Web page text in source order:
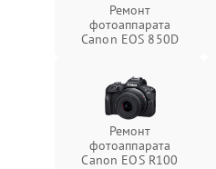
Ремонт
фотоаппарата
Canon EOS 850D
Ремонт
фотоаппарата
Canon EOS R100